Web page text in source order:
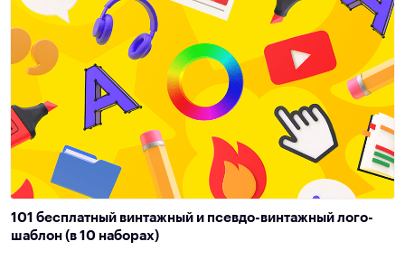
101 бесплатный винтажный и псевдо-винтажный лого-
шаблон (в 10 наборах)